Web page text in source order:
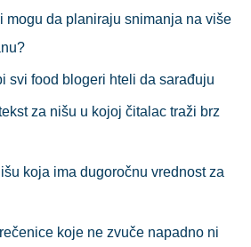
mogu da planiraju snimanja na više
svi food blogeri hteli da sarađuju
za nišu u kojoj čitalac traži brz
koja ima dugoročnu vrednost za
koje ne zvuče napadno ni